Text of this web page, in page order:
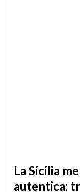
La Sicilia
autentica: